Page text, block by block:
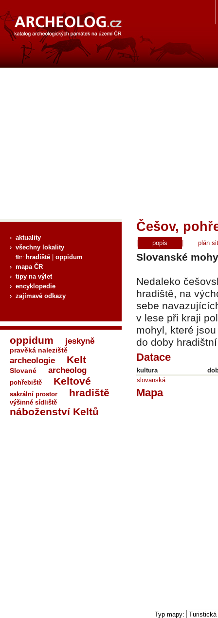
› aktuality
› všechny lokality
filtr: hradiště
oppidum
› mapa ČR
› tipy na výlet
› encyklopedie
› zajímavé odkazy
oppidum jeskyně
pravěká naleziště
archeologie Kelt
Slované archeolog
pohřebiště Keltové
sakrální prostor hradiště
výšinné sídliště
náboženství Keltů
Češov,
popis plán
Slovanské
Nedaleko
hradiště, na
sebe
v lese při kraji
mohyl, které
do doby
Datace
kultura
slovanská
Mapa